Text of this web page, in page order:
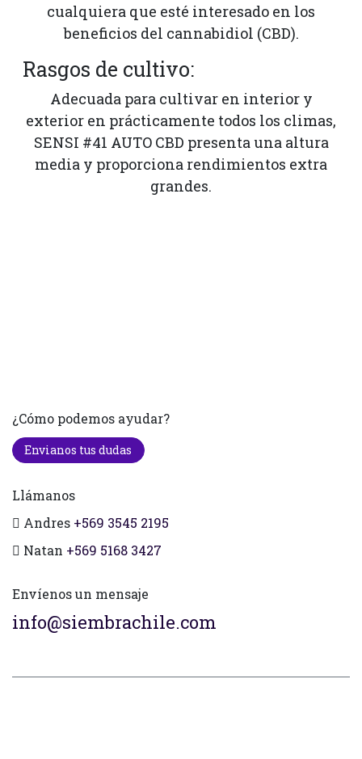
cualquiera que esté interesado en los
beneficios del cannabidiol (CBD).
Rasgos de cultivo:
Adecuada para cultivar en interior y
exterior en prácticamente todos los climas,
SENSI #41 AUTO CBD presenta una altura
media y proporciona rendimientos extra
grandes.
¿Cómo podemos ayudar?
Envianos tus dudas
Llámanos
Andres +569 3545 2195
Natan +569 5168 3427
Envíenos un mensaje
info@siembrachile.com